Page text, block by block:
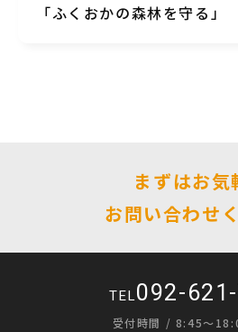
「ふくおかの森林を守る」
まずはお気
お問い合わせ
TEL092-
受付時間 / 8:45〜